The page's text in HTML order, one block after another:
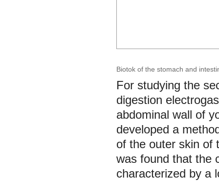
Biotok of the stomach and
For studying the
digestion
abdominal wall of
developed a
of the outer skin of
was found that the
characterized by a